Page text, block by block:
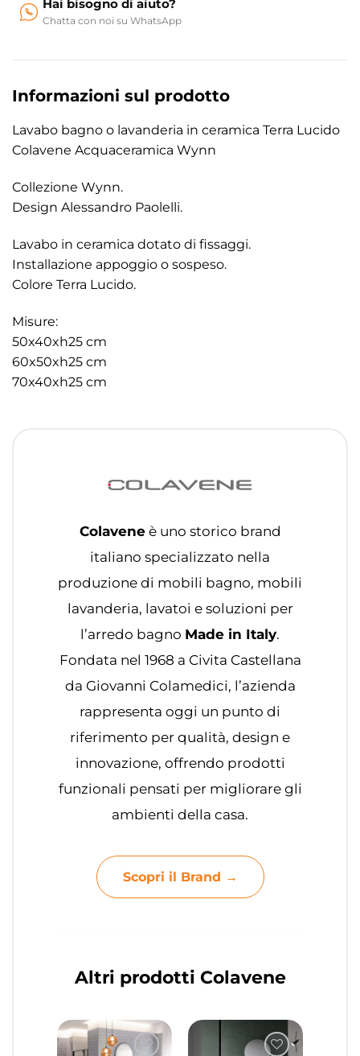
Hai bisogno di aiuto?
Chatta con noi su WhatsApp
Informazioni sul prodotto
Lavabo bagno o lavanderia in ceramica Terra Lucido
Colavene Acquaceramica Wynn
Collezione Wynn.
Design Alessandro Paolelli.
Lavabo in ceramica dotato di fissaggi.
Installazione appoggio o sospeso.
Colore Terra Lucido.
Misure:
50x40xh25 cm
60x50xh25 cm
70x40xh25 cm
Colaveneè uno storico brand
italiano specializzato nella
produzione di mobili bagno, mobili
lavanderia, lavatoi e soluzioni per
l’arredo bagno Made in Italy.
Fondata nel 1968 a Civita Castellana
da Giovanni Colamedici, l’azienda
rappresenta oggi un punto di
riferimento per qualità, design e
innovazione, offrendo prodotti
funzionali pensati per migliorare gli
ambienti della casa.
Scopri il Brand →
Altri prodotti Colavene